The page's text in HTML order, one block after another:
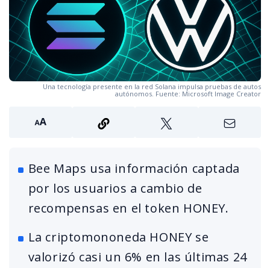
Una tecnología presente en la red Solana impulsa pruebas de autos
autónomos. Fuente: Microsoft Image Creator
Bee Maps usa información captada
por los usuarios a cambio de
recompensas en el token HONEY.
La criptomononeda HONEY se
valorizó casi un 6% en las últimas 24